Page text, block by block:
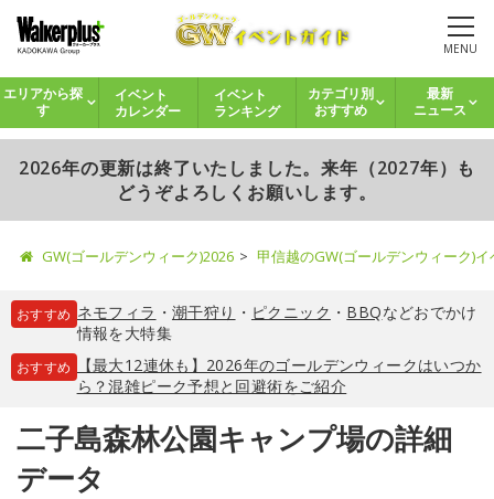
MENU
エリアから探
す
イベント
カレンダー
イベント
ランキング
カテゴリ別
おすすめ
最新
ニュース
2026年の更新は終了いたしました。来年（2027年）も
どうぞよろしくお願いします。
GW(ゴールデンウィーク)2026 甲信越のGW(ゴールデンウィーク)
おすすめ ネモフィラ ・ 潮干狩り ・ ピクニック ・ BBQなどおでかけ
情報を大特集
おすすめ
【最大12連休も】2026年のゴールデンウィークはいつか
ら？混雑ピーク予想と回避術をご紹介
二子島森林公園キャンプ場の詳細
データ